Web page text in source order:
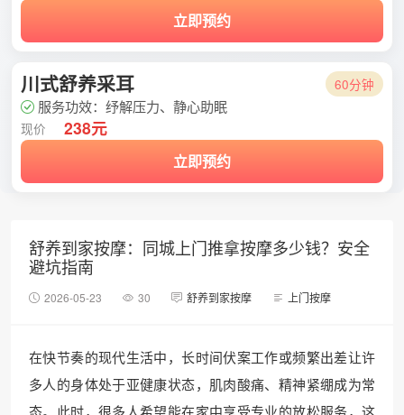
立即预约
川式舒养采耳 60分钟
服务功效：纾解压力、静心助眠
现价 238元
立即预约
舒养到家按摩：同城上门推拿按摩多少钱？安全
避坑指南
2026-05-23 30 舒养到家按摩 上门按摩
在快节奏的现代生活中，长时间伏案工作或频繁出差让许
多人的身体处于亚健康状态，肌肉酸痛、精神紧绷成为常
态。此时，很多人希望能在家中享受专业的放松服务，这